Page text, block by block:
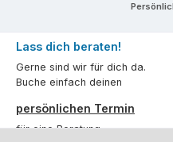
Lass dich beraten!
Gerne sind wir für dich da.
Buche einfach deinen
persönlichen Termin
für eine Beratung.